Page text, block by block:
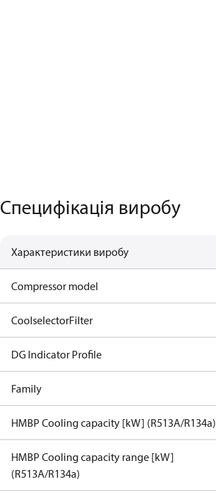
Специфікація виробу
Характеристики виробу
Compressor model
CoolselectorFilter
DG Indicator Profile
Family
HMBP Cooling capacity [kW] (R513A/R134a)
HMBP Cooling capacity range [kW]
(R513A/R134a)